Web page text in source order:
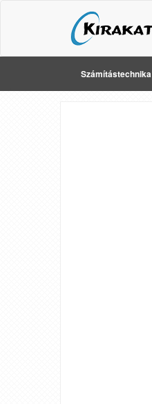
Számítástechnika